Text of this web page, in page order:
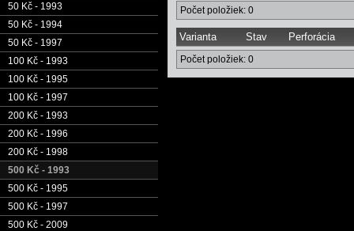
50 Kč - 1993
50 Kč - 1994
50 Kč - 1997
100 Kč - 1993
100 Kč - 1995
100 Kč - 1997
200 Kč - 1993
200 Kč - 1996
200 Kč - 1998
500 Kč - 1993
500 Kč - 1995
500 Kč - 1997
500 Kč - 2009
Počet položiek: 0
Varianta Stav Perforácia
Počet položiek: 0